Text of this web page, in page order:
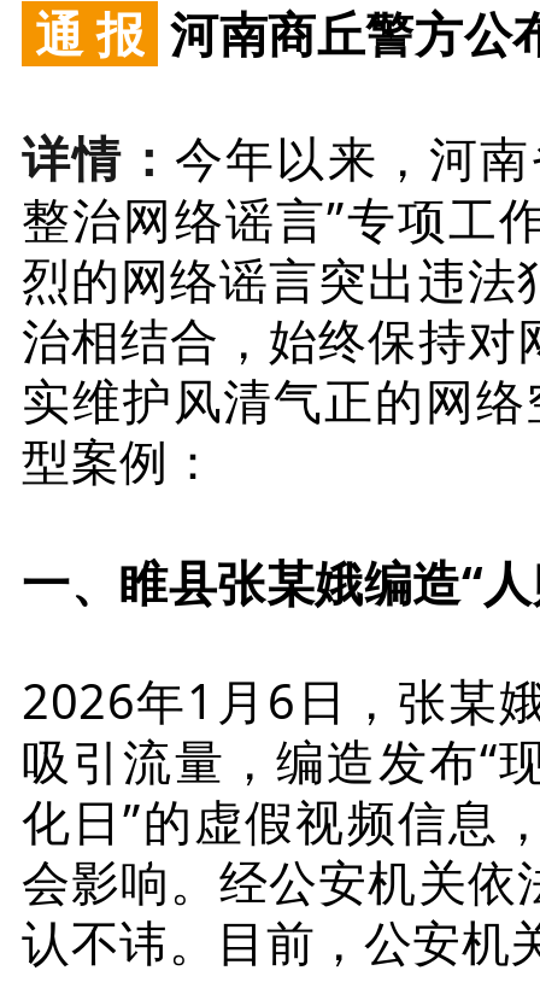
通报 河南商丘警方公
详情： 今年以来，河
整治网络谣言”专项工
烈的网络谣言突出违
治相结合，始终保持
实维护风清气正的网
型案例：
一、睢县张某娥编造“
2026年1月6日，张某
吸引流量，编造发布“
化日”的虚假视频信息
会影响。经公安机关
认不讳。目前，公安机